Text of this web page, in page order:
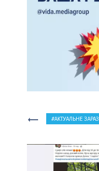
АКТУАЛЬНЕ ЗАРАЗ